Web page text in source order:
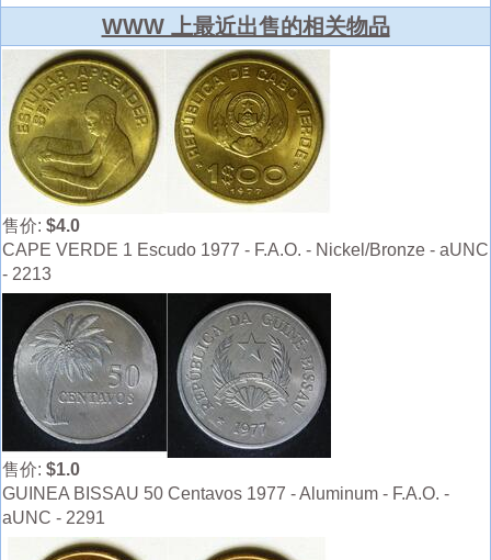
WWW 上最近出售的相关物品
售价: $4.0
CAPE VERDE 1 Escudo 1977 - F.A.O. - Nickel/Bronze - aUNC
- 2213
售价: $1.0
GUINEA BISSAU 50 Centavos 1977 - Aluminum - F.A.O. -
aUNC - 2291